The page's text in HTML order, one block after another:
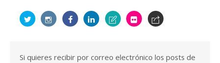
Si quieres recibir por correo electrónico los posts de